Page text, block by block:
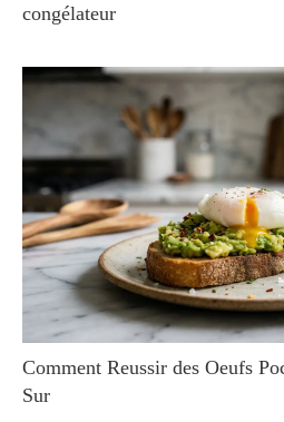
congélateur
Comment Reussir des Oeufs
Sur